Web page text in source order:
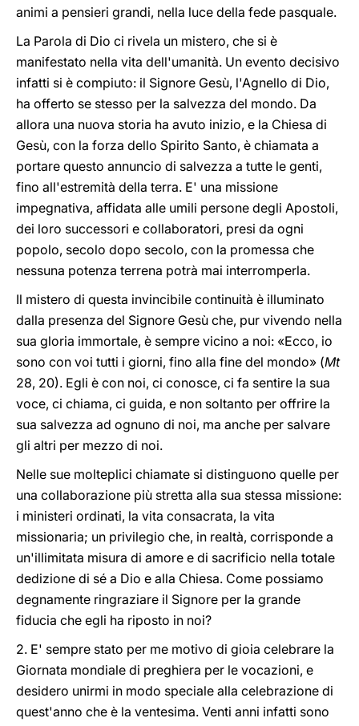
animi a pensieri grandi, nella luce della fede pasquale.
La Parola di Dio ci rivela un mistero, che si è
manifestato nella vita dell'umanità. Un evento decisivo
infatti si è compiuto: il Signore Gesù, l'Agnello di Dio,
ha offerto se stesso per la salvezza del mondo. Da
allora una nuova storia ha avuto inizio, e la Chiesa di
Gesù, con la forza dello Spirito Santo, è chiamata a
portare questo annuncio di salvezza a tutte le genti,
fino all'estremità della terra. E' una missione
impegnativa, affidata alle umili persone degli Apostoli,
dei loro successori e collaboratori, presi da ogni
popolo, secolo dopo secolo, con la promessa che
nessuna potenza terrena potrà mai interromperla.
Il mistero di questa invincibile continuità è illuminato
dalla presenza del Signore Gesù che, pur vivendo nella
sua gloria immortale, è sempre vicino a noi: «Ecco, io
sono con voi tutti i giorni, fino alla fine del mondo» (Mt
28, 20). Egli è con noi, ci conosce, ci fa sentire la sua
voce, ci chiama, ci guida, e non soltanto per offrire la
sua salvezza ad ognuno di noi, ma anche per salvare
gli altri per mezzo di noi.
Nelle sue molteplici chiamate si distinguono quelle per
una collaborazione più stretta alla sua stessa missione:
i ministeri ordinati, la vita consacrata, la vita
missionaria; un privilegio che, in realtà, corrisponde a
un'illimitata misura di amore e di sacrificio nella totale
dedizione di sé a Dio e alla Chiesa. Come possiamo
degnamente ringraziare il Signore per la grande
fiducia che egli ha riposto in noi?
2. E' sempre stato per me motivo di gioia celebrare la
Giornata mondiale di preghiera per le vocazioni, e
desidero unirmi in modo speciale alla celebrazione di
quest'anno che è la ventesima. Venti anni infatti sono